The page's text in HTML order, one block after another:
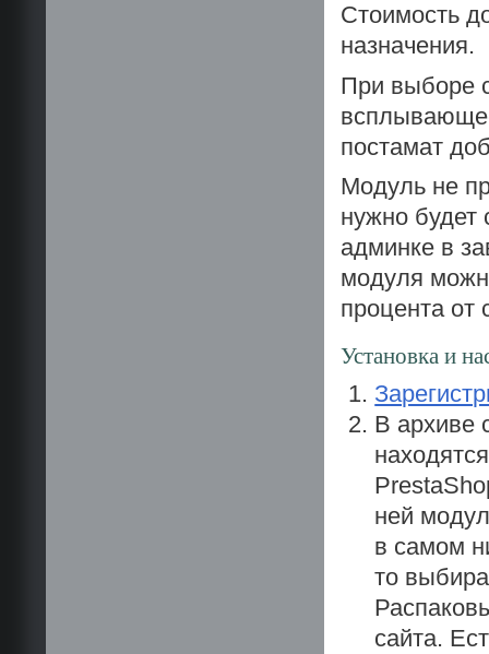
Стоимость
назначения.
При выборе
постамат
Модуль не
нужно будет
админке в
модуля
процента от
Установка и
В архиве
ней
в самом
то
сайта.